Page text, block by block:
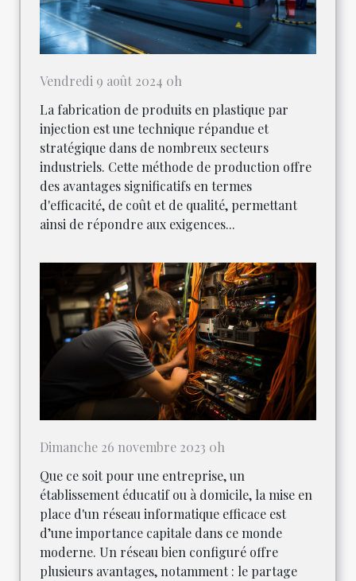
Vendredi 9 août 2024 0h
La fabrication de produits en plastique par
injection est une technique répandue et
stratégique dans de nombreux secteurs
industriels. Cette méthode de production offre
des avantages significatifs en termes
d'efficacité, de coût et de qualité, permettant
ainsi de répondre aux exigences...
Dimanche 26 novembre 2023 0h
Que ce soit pour une entreprise, un
établissement éducatif ou à domicile, la mise en
place d'un réseau informatique efficace est
d’une importance capitale dans ce monde
moderne. Un réseau bien configuré offre
plusieurs avantages, notamment : le partage